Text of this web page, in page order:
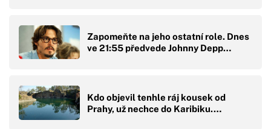
Zapomeňte na jeho ostatní role. Dnes
ve 21:55 předvede Johnny Depp…
Kdo objevil tenhle ráj kousek od
Prahy, už nechce do Karibiku.…